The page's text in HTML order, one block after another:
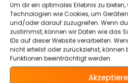
Um dir ein optimales Erlebnis zu
Technologien wie Cookies, um
und/oder darauf zuzugreifen. Wenn
zustimmst, können wir Daten wie das
IDs auf dieser Website verarbeiten.
nicht erteilst oder zurückziehst,
Funktionen beeinträchtigt werden.
Technorama Kassel